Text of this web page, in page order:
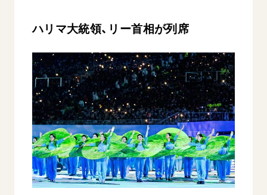
釈尊～法華経
日蓮大聖人
創価学会の三代会長
初代会長・牧口常三郎先生
第2代会長・戸田城聖先生
第3代会長・池田大作先生
仏法を語る
年間の活動について
友人葬
彼岸
「人権文化」「ジェンダー平等」を促進
人道支援
音楽活動
展示活動
教育本部の活動
図書贈呈
各国ウェブサイト
基本情報
創価学会 会憲
創価学会 会則
創価学会 社会憲章
組織・機構
会長・理事長・各部長の紹介
沿革
略年表
会員サポート
座談会御書ｅ講義
小説『新・人間革命』『人間革命』要旨
御書検索［新版］
関連リンク
創価学会総本部
墓地公園・納骨堂
聖教電子版
ご意見
ご利用にあたって
ハリマ大統領、リー首相が列席